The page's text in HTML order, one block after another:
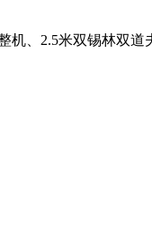
、2.5米双锡林双道